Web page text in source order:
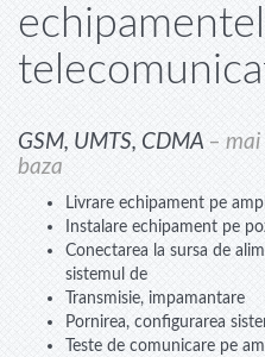
GSM, UMTS, CDMA –
baza
Livrare echipament pe
Instalare echipament pe
Conectarea la sursa de
sistemul de
Transmisie, impamantare
Pornirea, configurarea
Teste de comunicare pe